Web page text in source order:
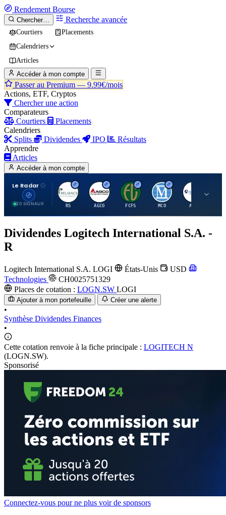
Rendement Bourse
Chercher… Recherche avancée
Courtiers
Placements
Calendriers
Articles
Accéder à mon compte
Passer au Premium — 9.99€/mois
Actions, ETF, Cryptos
Chercher une action
Comparateurs
Courtiers
Placements
Calendriers
Splits
Dividendes IPO
Résultats
Apprendre
Articles
Accéder à mon compte
Le Radar
20 SIGNAUX
R
RS
A
AGCO
F
FCFS
M
MCO
A
AIT
Dividendes Logitech International S.A. -
R
Logitech International S.A. LOGI États-Unis
USD
Technologies
CH0025751329
Places de cotation : LOGN.SW LOGI
Ajouter à mon portefeuille Créer une alerte
•
Synthèse Dividendes Finances
•
Cette cotation renvoie à la fiche principale : LOGITECH N
(LOGN.SW).
Sponsorisé
Connectez-vous pour ne plus voir de sponsors